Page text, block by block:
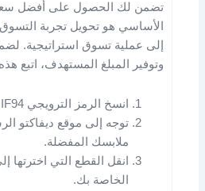
تضمن لك الحصول على أفضل
الأساسي هو تحويل تجربة
إلى عملية تسوق استراتيجية.
وتوفير المبلغ المستهدف، اتبع
انسخ الرمز الترويجي IF94 من منصة وفر كوبون.
توجه إلى موقع ديفاكتو
ملابسك المفضلة.
انقل القطع التي اخترتها
الخاصة بك.